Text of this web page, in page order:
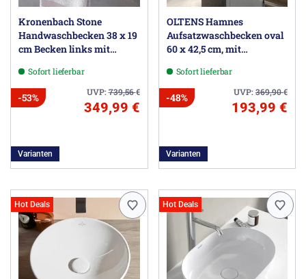
Kronenbach Stone
Handwaschbecken 38 x 19
cm Becken links mit
Handtuchhalterung
Sofort lieferbar
UVP:739,56€
-53%
349,99 €
Varianten
OLTENS Hamnes
Aufsatzwaschbecken oval
60 x 42,5 cm, mit
Sofort lieferbar
UVP:369,90€
-48%
193,99 €
Varianten
Hot Deals Hot Deals